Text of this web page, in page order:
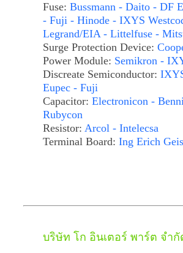
Fuse: Bussmann - Daito - DF
- Fuji - Hinode - IXYS
Legrand/EIA - Littelfuse -
Surge Protection Device:
Power Module: Semikron -
Discreate Semiconductor:
Eupec - Fuji
Capacitor: Electronicon -
Rubycon
Resistor: Arcol - Intelecsa
Terminal Board: Ing Erich
บริษัท โก อินเตอร์ พาร์ต จำกั